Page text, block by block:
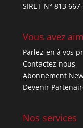
SIRET N° 813
Vous avez
Parlez-en à vos
Contactez-nous
Abonnement
Devenir
Nos services